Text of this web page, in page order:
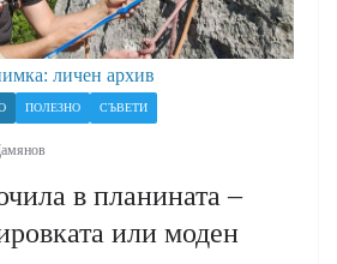
личен архив
ПОЛЕЗНО СЪВЕТИ
в планината –
или моден